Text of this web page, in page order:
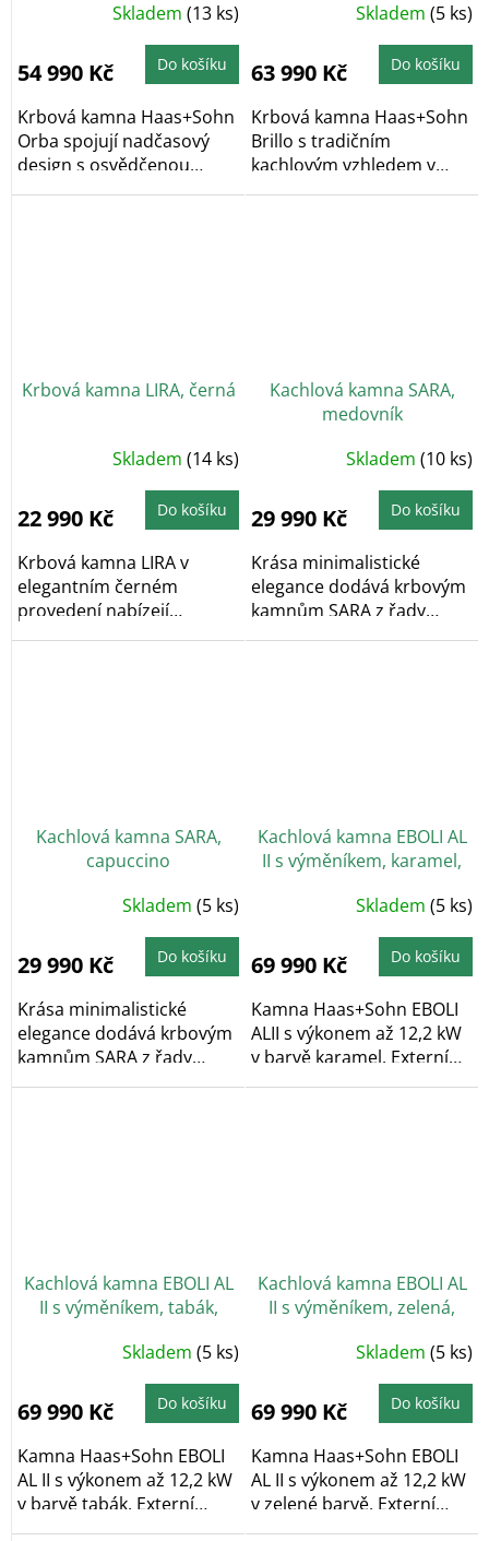
Skladem (13 ks)
54 990 Kč Do košíku
Krbová kamna Haas+Sohn
Orba spojují nadčasový
design s osvědčenou
funkčností. Díky...
Skladem (5 ks)
63 990 Kč Do košíku
Krbová kamna Haas+Sohn
Brillo s tradičním
kachlovým vzhledem v
elegantním až
Krbová kamna LIRA, černá
Skladem (14 ks)
22 990 Kč Do košíku
Krbová kamna LIRA v
elegantním černém
provedení nabízejí
kompaktní rozměry a
Kachlová kamna SARA,
medovník
Skladem (10 ks)
29 990 Kč Do košíku
Krása minimalistické
elegance dodává krbovým
kamnům SARA z řady
HOME jedinečný...
Kachlová kamna SARA,
capuccino
Skladem (5 ks)
29 990 Kč Do košíku
Krása minimalistické
elegance dodává krbovým
kamnům SARA z řady
HOME jedinečný...
Kachlová kamna EBOLI AL
II s výměníkem, karamel,
Skladem (5 ks)
69 990 Kč Do košíku
Kamna Haas+Sohn EBOLI
ALII s výkonem až 12,2 kW
v barvě karamel. Externí
přívod...
Kachlová kamna EBOLI AL
II s výměníkem, tabák,
vychlazovací smyčka
Skladem (5 ks)
69 990 Kč Do košíku
Kamna Haas+Sohn EBOLI
AL II s výkonem až 12,2 kW
v barvě tabák. Externí
přívod...
Kachlová kamna EBOLI AL
II s výměníkem, zelená,
Skladem (5 ks)
69 990 Kč Do košíku
Kamna Haas+Sohn EBOLI
AL II s výkonem až 12,2 kW
v zelené barvě. Externí
přívod...